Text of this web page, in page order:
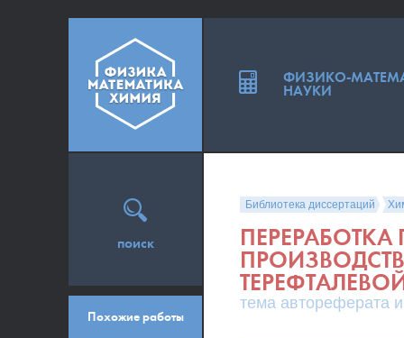
Библиотека диссертаций
тема автореферата
поиск
Похожие работы
ФИЗИКО-
НАУКИ